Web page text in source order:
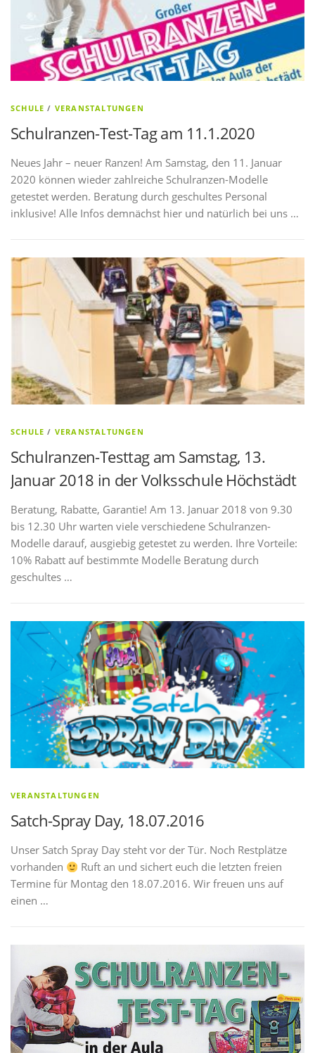
SCHULE / VERANSTALTUNGEN
Schulranzen-Test-Tag am 11.1.2020
Neues Jahr – neuer Ranzen! Am Samstag, den 11. Januar
2020 können wieder zahlreiche Schulranzen-Modelle
getestet werden. Beratung durch geschultes Personal
inklusive! Alle Infos demnächst hier und natürlich bei uns …
SCHULE / VERANSTALTUNGEN
Schulranzen-Testtag am Samstag, 13.
Januar 2018 in der Volksschule Höchstädt
Beratung, Rabatte, Garantie! Am 13. Januar 2018 von 9.30
bis 12.30 Uhr warten viele verschiedene Schulranzen-
Modelle darauf, ausgiebig getestet zu werden. Ihre Vorteile:
10% Rabatt auf bestimmte Modelle Beratung durch
geschultes …
VERANSTALTUNGEN
Satch-Spray Day, 18.07.2016
Unser Satch Spray Day steht vor der Tür. Noch Restplätze
vorhanden
Ruft an und sichert euch die letzten freien
Termine für Montag den 18.07.2016. Wir freuen uns auf
einen …